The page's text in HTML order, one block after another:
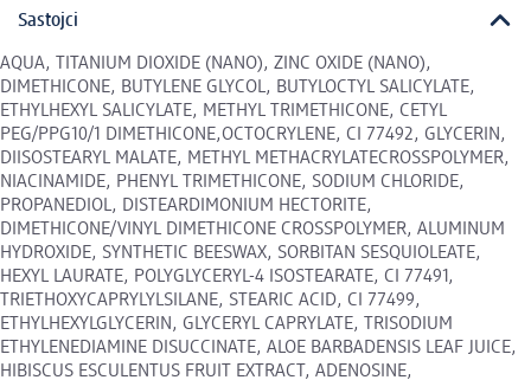
Sastojci
AQUA, TITANIUM DIOXIDE (NANO), ZINC OXIDE (NANO),
DIMETHICONE, BUTYLENE GLYCOL, BUTYLOCTYL SALICYLATE,
ETHYLHEXYL SALICYLATE, METHYL TRIMETHICONE, CETYL
PEG/PPG10/1 DIMETHICONE,OCTOCRYLENE, CI 77492, GLYCERIN,
DIISOSTEARYL MALATE, METHYL METHACRYLATECROSSPOLYMER,
NIACINAMIDE, PHENYL TRIMETHICONE, SODIUM CHLORIDE,
PROPANEDIOL, DISTEARDIMONIUM HECTORITE,
DIMETHICONE/VINYL DIMETHICONE CROSSPOLYMER, ALUMINUM
HYDROXIDE, SYNTHETIC BEESWAX, SORBITAN SESQUIOLEATE,
HEXYL LAURATE, POLYGLYCERYL-4 ISOSTEARATE, CI 77491,
TRIETHOXYCAPRYLYLSILANE, STEARIC ACID, CI 77499,
ETHYLHEXYLGLYCERIN, GLYCERYL CAPRYLATE, TRISODIUM
ETHYLENEDIAMINE DISUCCINATE, ALOE BARBADENSIS LEAF JUICE,
HIBISCUS ESCULENTUS FRUIT EXTRACT, ADENOSINE,